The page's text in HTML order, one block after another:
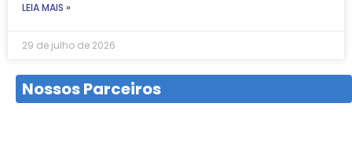
LEIA MAIS »
29 de julho de 2026
Nossos Parceiros